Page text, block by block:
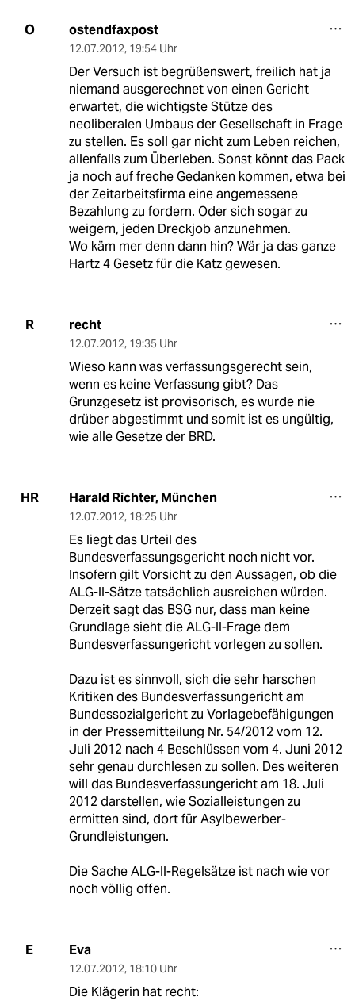
O ostendfaxpost
12.07.2012, 19:54 Uhr
Der Versuch ist begrüßenswert, freilich hat ja
niemand ausgerechnet von einen Gericht
erwartet, die wichtigste Stütze des
neoliberalen Umbaus der Gesellschaft in Frage
zu stellen. Es soll gar nicht zum Leben reichen,
allenfalls zum Überleben. Sonst könnt das Pack
ja noch auf freche Gedanken kommen, etwa bei
der Zeitarbeitsfirma eine angemessene
Bezahlung zu fordern. Oder sich sogar zu
weigern, jeden Dreckjob anzunehmen.
Wo käm mer denn dann hin? Wär ja das ganze
Hartz 4 Gesetz für die Katz gewesen.
R recht
12.07.2012, 19:35 Uhr
Wieso kann was verfassungsgerecht sein,
wenn es keine Verfassung gibt? Das
Grunzgesetz ist provisorisch, es wurde nie
drüber abgestimmt und somit ist es ungültig,
wie alle Gesetze der BRD.
HR Harald Richter, München
12.07.2012, 18:25 Uhr
Es liegt das Urteil des
Bundesverfassungsgericht noch nicht vor.
Insofern gilt Vorsicht zu den Aussagen, ob die
ALG-II-Sätze tatsächlich ausreichen würden.
Derzeit sagt das BSG nur, dass man keine
Grundlage sieht die ALG-II-Frage dem
Bundesverfassungericht vorlegen zu sollen.
Dazu ist es sinnvoll, sich die sehr harschen
Kritiken des Bundesverfassungericht am
Bundessozialgericht zu Vorlagebefähigungen
in der Pressemitteilung Nr. 54/2012 vom 12.
Juli 2012 nach 4 Beschlüssen vom 4. Juni 2012
sehr genau durchlesen zu sollen. Des weiteren
will das Bundesverfassungericht am 18. Juli
2012 darstellen, wie Sozialleistungen zu
ermitten sind, dort für Asylbewerber-
Grundleistungen.
Die Sache ALG-II-Regelsätze ist nach wie vor
noch völlig offen.
E Eva
12.07.2012, 18:10 Uhr
Die Klägerin hat recht: